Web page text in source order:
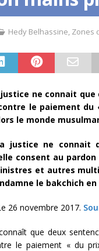
août 2026 ] Quand la crise
Hedy Belhassine, Zones
justice ne connait
le paiement du
le monde
justice ne connait
consent au
et autres
le bakchich
26 novembre 2017.
que deux
le paiement « du